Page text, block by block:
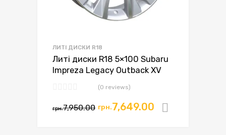
ЛИТІ ДИСКИ R18
Литі диски R18 5×100 Subaru
Impreza Legacy Outback XV
(0 reviews)
грн.7,950.00 грн.7,649.00